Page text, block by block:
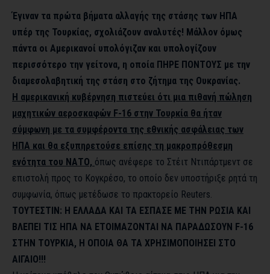
Έγιναν τα πρώτα βήματα αλλαγής της στάσης των ΗΠΑ
υπέρ της Τουρκίας, σχολιάζουν αναλυτές! Μάλλον όμως
πάντα οι Αμερικανοί υπολόγιζαν και υπολογίζουν
περισσότερο την γείτονα, η οποία ΠΗΡΕ ΠΟΝΤΟΥΣ με την
διαμεσολαβητική της στάση στο ζήτημα της Ουκρανίας.
Η αμερικανική κυβέρνηση πιστεύει ότι μια πιθανή πώληση
μαχητικών αεροσκαφών F-16 στην Τουρκία θα ήταν
σύμφωνη με τα συμφέροντα της εθνικής ασφάλειας των
ΗΠΑ και θα εξυπηρετούσε επίσης τη μακροπρόθεσμη
ενότητα του ΝΑΤΟ, όπως ανέφερε το Στέιτ Ντιπάρτμεντ σε
επιστολή προς το Κογκρέσο, το οποίο δεν υποστήριξε ρητά τη
συμφωνία, όπως μετέδωσε το πρακτορείο Reuters.
ΤΟΥΤΕΣΤΙΝ: Η ΕΛΛΑΔΑ ΚΑΙ ΤΑ ΕΣΠΑΣΕ ΜΕ ΤΗΝ ΡΩΣΙΑ ΚΑΙ
ΒΛΕΠΕΙ ΤΙΣ ΗΠΑ ΝΑ ΕΤΟΙΜΑΖΟΝΤΑΙ ΝΑ ΠΑΡΑΔΩΣΟΥΝ F-16
ΣΤΗΝ ΤΟΥΡΚΙΑ, Η ΟΠΟΙΑ ΘΑ ΤΑ ΧΡΗΣΙΜΟΠΟΙΗΣΕΙ ΣΤΟ
ΑΙΓΑΙΟ!!!